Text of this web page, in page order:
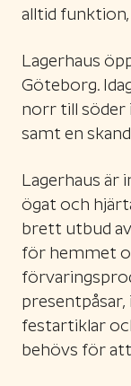
alltid
Lagerhaus
Göteborg.
norr till söder
samt en
Lagerhaus är
ögat och
brett utbud
för hemmet
festartiklar
behövs för